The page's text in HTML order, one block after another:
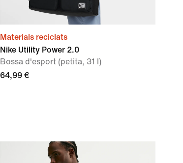
Materials reciclats
Nike Utility Power 2.0
Bossa d'esport (petita, 31 l)
64,99 €